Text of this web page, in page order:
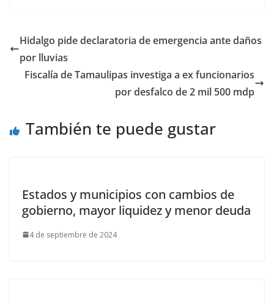
Hidalgo pide declaratoria de emergencia ante daños
por lluvias
Fiscalía de Tamaulipas investiga a ex funcionarios
por desfalco de 2 mil 500 mdp
También te puede gustar
Estados y municipios con cambios de
gobierno, mayor liquidez y menor deuda
4 de septiembre de 2024